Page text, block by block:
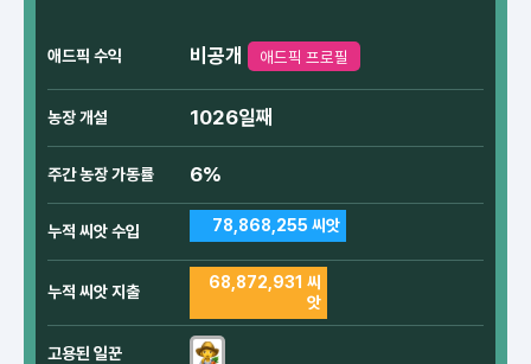
애드픽 수익 비공개 애드픽 프로필
농장 개설 1026일째
주간 농장 가동률 6%
누적 씨앗 수입 78,868,255 씨앗
누적 씨앗 지출
68,872,931 씨
앗
고용된 일꾼